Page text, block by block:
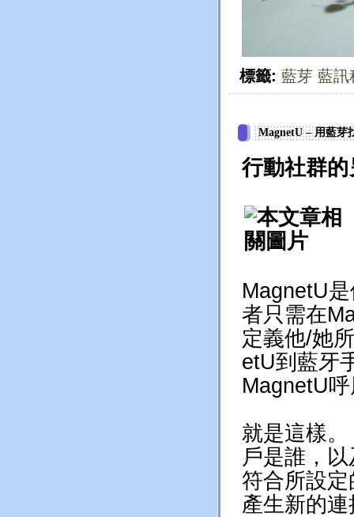
標籤: 藍芽 藍訊
MagnetU – 用藍芽
行動社群
MagnetU
者只需在
定義他/她
etU到藍牙
MagnetU
就是這樣
戶是誰，
符合所設
產生新的